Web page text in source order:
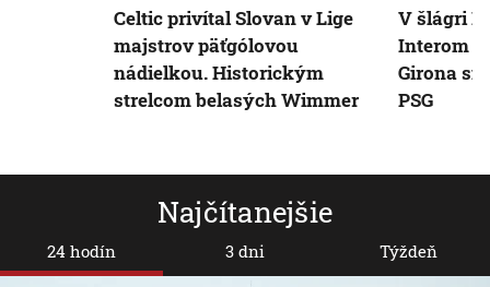
Najčítanejšie
24 hodín 3 dni Týždeň
Celtic privítal Slovan v Lige
majstrov päťgólovou
nádielkou. Historickým
strelcom belasých Wimmer
V šlágri
Interom
Girona
PSG